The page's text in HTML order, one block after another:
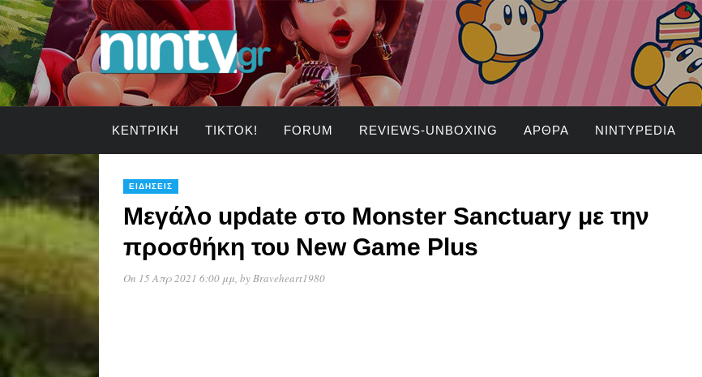
ΚΕΝΤΡΙΚΉ TIKTOK! FORUM REVIEWS-UNBOXING ΆΡΘΡΑ NINTYPEDIA
ΕΙΔΉΣΕΙΣ
Μεγάλο update στο Monster Sanctuary με την
προσθήκη του New Game Plus
On 15 Απρ 2021 6:00 μμ, byBraveheart1980